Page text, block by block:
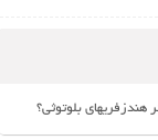
هندزفریهای بلوتوثی؟